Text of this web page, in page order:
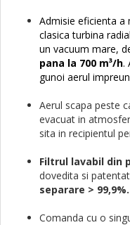
Admisie eficienta a
clasica turbina
un vacuum mare,
pana la 700 m³/h.
gunoi aerul
Aerul scapa peste
evacuat in
sita in recipientul
Filtrul lavabil din
dovedita si
separare > 99,9%.
Comanda cu o